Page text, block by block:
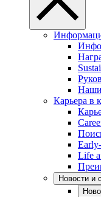
Карьера в
Life
Новости и